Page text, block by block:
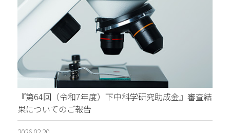
『第64回（令和7年度）下中科学研究助成金』審査結
果についてのご報告